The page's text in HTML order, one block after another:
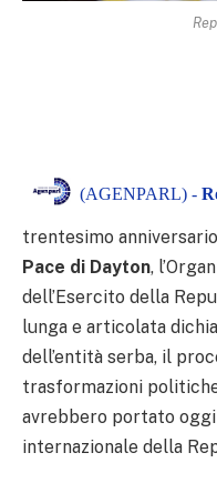
(AGENPARL) -
trentesimo
Pace di Dayton,
dell’Esercito della
lunga e articolata
dell’entità serba, il
trasformazioni politiche
avrebbero portato
internazionale della